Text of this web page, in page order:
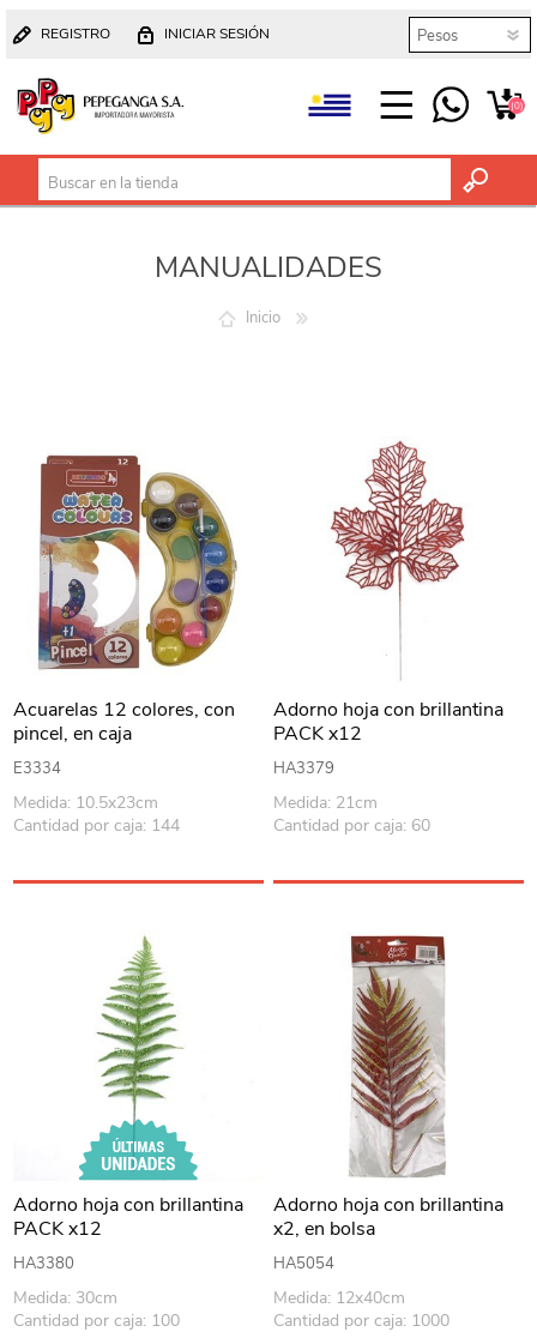
REGISTRO INICIAR SESIÓN
(0)
MANUALIDADES
Inicio
Acuarelas 12 colores, con
pincel, en caja
E3334
Medida: 10.5x23cm
Cantidad por caja: 144
Adorno hoja con brillantina
PACK x12
HA3379
Medida: 21cm
Cantidad por caja: 60
Adorno hoja con brillantina
PACK x12
HA3380
Medida: 30cm
Cantidad por caja: 100
Adorno hoja con brillantina
x2, en bolsa
HA5054
Medida: 12x40cm
Cantidad por caja: 1000